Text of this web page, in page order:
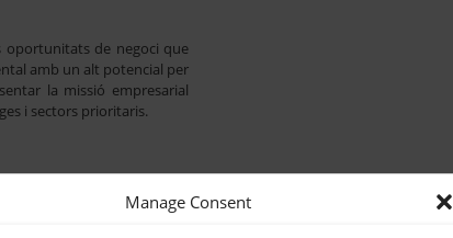
Manage Consent
oportunitats de negoci que
amb un alt potencial per
la missió empresarial
i sectors prioritaris.
de Cambra de Comerç